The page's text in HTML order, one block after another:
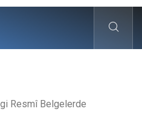
Resmî Belgelerde